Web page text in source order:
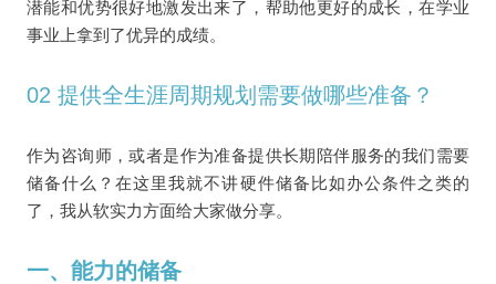
潜能和优势很好地激发出来了，帮助他更好的成长，在学业
事业上拿到了优异的成绩。
02 提供全生涯周期规划需要做哪些准备？
作为咨询师，或者是作为准备提供长期陪伴服务的我们需要
储备什么？在这里我就不讲硬件储备比如办公条件之类的
了，我从软实力方面给大家做分享。
一、能力的储备